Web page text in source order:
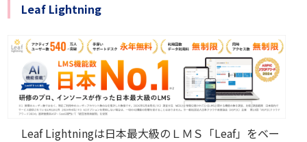
Leaf Lightning
Leaf Lightningは日本最大級のＬＭＳ「Leaf」をベー